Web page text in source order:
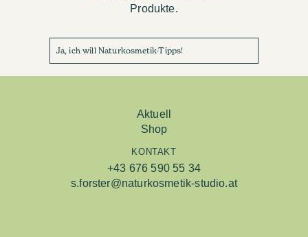
Produkte.
Ja, ich will Naturkosmetik-Tipps!
Aktuell
Shop
KONTAKT
+43 676 590 55 34
s.forster@naturkosmetik-studio.at